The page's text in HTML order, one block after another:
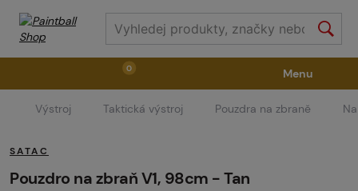
0
Zbraně Příslušenství ke zbraním Výstroj
Střelivo Masky Vzduch / CO2
Menu
Výstroj Taktická výstroj Pouzdra na zbraně
SATAC
Pouzdro na zbraň V1, 98cm - Tan